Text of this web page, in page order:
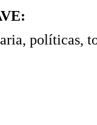
políticas,